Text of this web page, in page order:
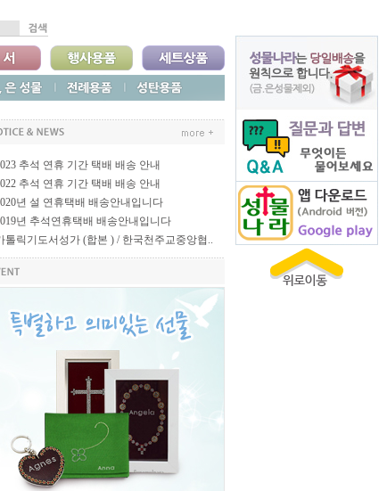
추석 연휴 기간 택배 배송 안내
추석 연휴 기간 택배 배송 안내
년 설 연휴택배 배송안내입니다
년 추석연휴택배 배송안내입니다
톨릭기도서성가 (합본 ) / 한국천주교중앙협..